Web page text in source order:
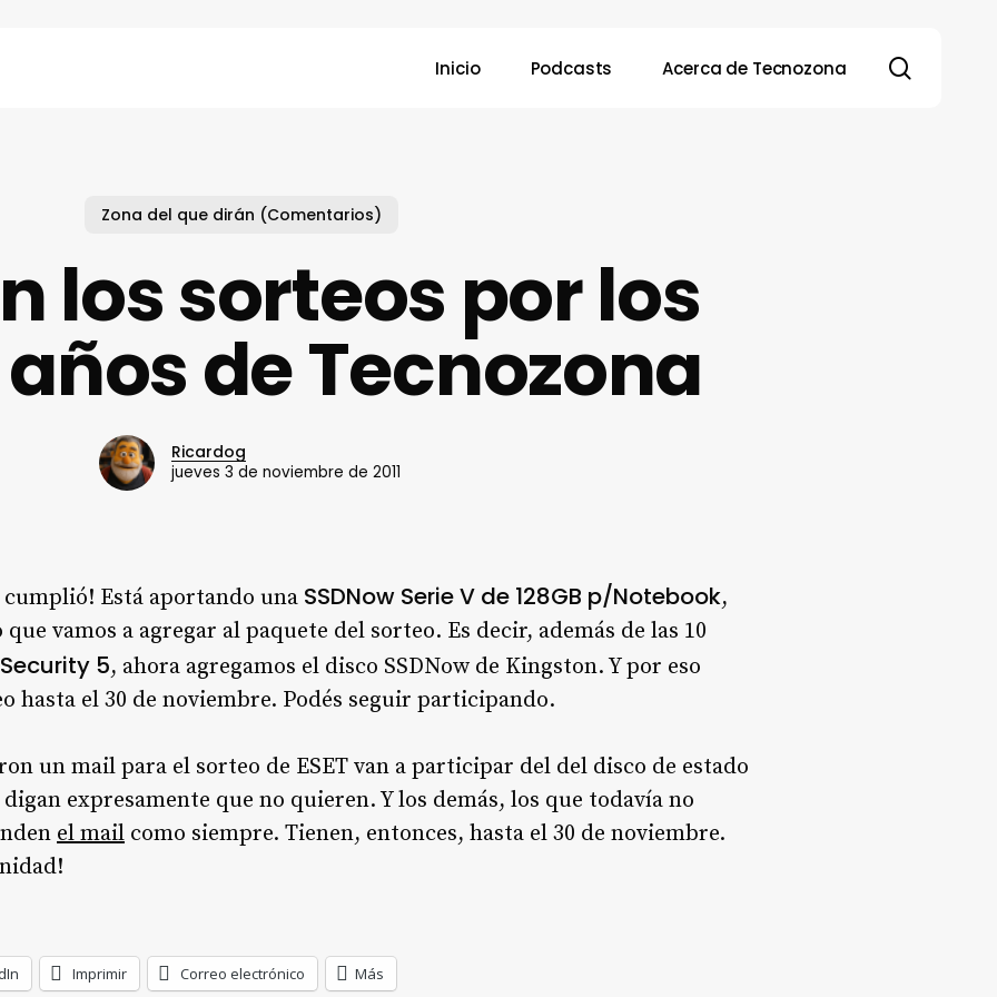
Inicio Podcasts Acerca de Tecnozona
Zona del que dirán (Comentarios)
los sorteos por los
de Tecnozona
Ricardog
jueves 3 de noviembre de 2011
Está aportando una SSDNow Serie V de 128GB p/Notebook,
vamos a agregar al paquete del sorteo. Es decir, además de las 10
5, ahora agregamos el disco SSDNow de Kingston. Y por eso
hasta el 30 de noviembre. Podés seguir participando.
un mail para el sorteo de ESET van a participar del del disco de estado
expresamente que no quieren. Y los demás, los que todavía no
el mail como siempre. Tienen, entonces, hasta el 30 de noviembre.
Imprimir Correo electrónico Más